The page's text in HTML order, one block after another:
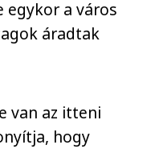
egykor a város
áradtak
van az itteni
hogy